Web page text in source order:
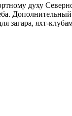
духу
яхт-